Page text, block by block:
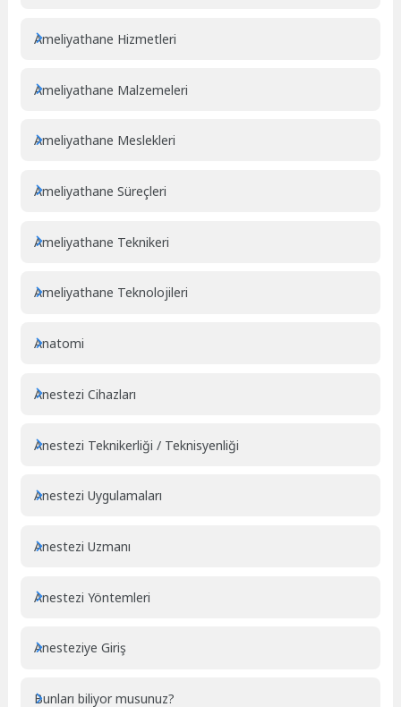
Ameliyathane Hizmetleri
Ameliyathane Malzemeleri
Ameliyathane Meslekleri
Ameliyathane Süreçleri
Ameliyathane Teknikeri
Ameliyathane Teknolojileri
Anatomi
Anestezi Cihazları
Anestezi Teknikerliği / Teknisyenliği
Anestezi Uygulamaları
Anestezi Uzmanı
Anestezi Yöntemleri
Anesteziye Giriş
Bunları biliyor musunuz?